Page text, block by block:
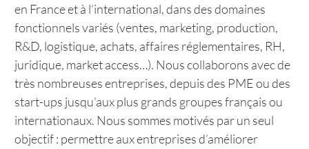
en France et à l’international, dans des domaines
fonctionnels variés (ventes, marketing, production,
R&D, logistique, achats, affaires réglementaires, RH,
juridique, market access…). Nous collaborons avec de
très nombreuses entreprises, depuis des PME ou des
start-ups jusqu’aux plus grands groupes français ou
internationaux. Nous sommes motivés par un seul
objectif : permettre aux entreprises d’améliorer